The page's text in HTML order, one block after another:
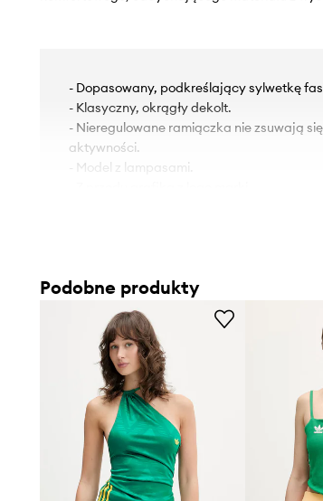
- Dopasowany, podkreślający sylwetkę
- Klasyczny, okrągły dekolt.
- Nieregulowane ramiączka nie zsuwają
aktywności.
- Model z lampasami.
Podobne produkty